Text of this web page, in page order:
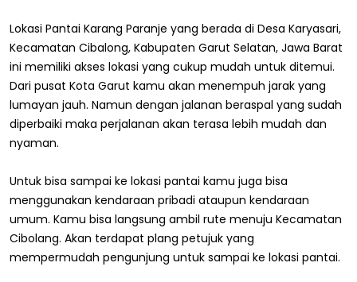
Lokasi Pantai Karang Paranje yang berada di Desa Karyasari,
Kecamatan Cibalong, Kabupaten Garut Selatan, Jawa Barat
ini memiliki akses lokasi yang cukup mudah untuk ditemui.
Dari pusat Kota Garut kamu akan menempuh jarak yang
lumayan jauh. Namun dengan jalanan beraspal yang sudah
diperbaiki maka perjalanan akan terasa lebih mudah dan
nyaman.
Untuk bisa sampai ke lokasi pantai kamu juga bisa
menggunakan kendaraan pribadi ataupun kendaraan
umum. Kamu bisa langsung ambil rute menuju Kecamatan
Cibolang. Akan terdapat plang petujuk yang
mempermudah pengunjung untuk sampai ke lokasi pantai.